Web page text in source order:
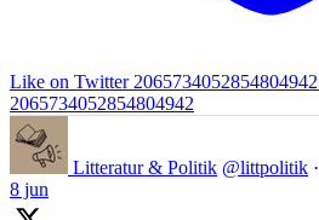
Like on Twitter 2065734052854804942
2065734052854804942
Litteratur & Politik @littpolitik ·
8 jun